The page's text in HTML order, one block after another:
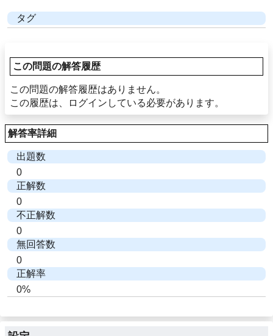
タグ
この問題の解答履歴
この問題の解答履歴はありません。
この履歴は、ログインしている必要があります。
解答率詳細
出題数
0
正解数
0
不正解数
0
無回答数
0
正解率
0%